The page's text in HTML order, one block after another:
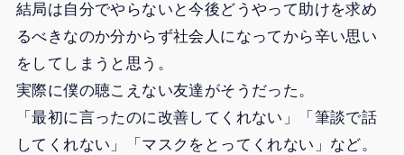
結局は自分でやらないと今後どうやって助けを求め
るべきなのか分からず社会人になってから辛い思い
をしてしまうと思う。
実際に僕の聴こえない友達がそうだった。
「最初に言ったのに改善してくれない」「筆談で話
してくれない」「マスクをとってくれない」など。